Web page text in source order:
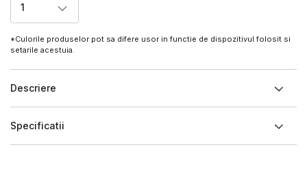
1
*Culorile produselor pot sa difere usor in functie de dispozitivul folosit si
setarile acestuia.
Descriere
Specificatii